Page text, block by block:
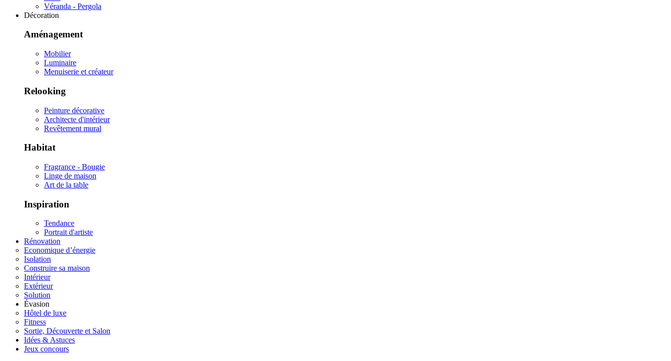
Véranda - Pergola
Décoration
Aménagement
Mobilier
Luminaire
Menuiserie et créateur
Relooking
Peinture décorative
Architecte d'intérieur
Revêtement mural
Habitat
Fragrance - Bougie
Linge de maison
Art de la table
Inspiration
Tendance
Portrait d'artiste
Rénovation
Economique d’énergie
Isolation
Construire sa maison
Intérieur
Extérieur
Solution
Évasion
Hôtel de luxe
Fitness
Sortie, Découverte et Salon
Idées & Astuces
Jeux concours